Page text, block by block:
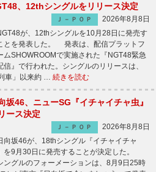
、12thシングルをリリース決定
Ｊ－ＰＯＰ
2026年8月8日
が、12thシングルを10月28日に発売す
とを発表した。 発表は、配信プラットフ
ムSHOWROOMで実施された『NGT48緊急
信』で行われた。シングルのリリースは、
車」以来約 … 続きを読む
坂46、ニューSG『イチャイチャ虫』
ース決定
Ｊ－ＰＯＰ
2026年8月8日
坂46が、18thシングル『イチャイチャ
を9月30日に発売することが決定した。
ングルのフォーメーションは、8月9日25時